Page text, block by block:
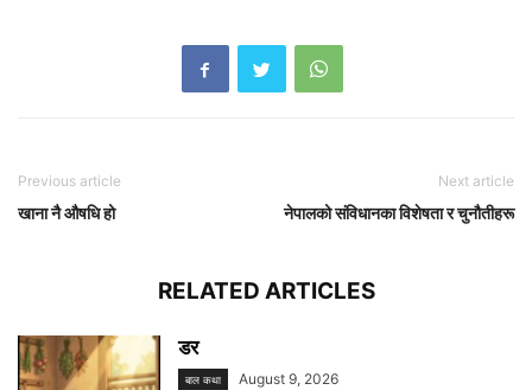
Previous article
खाना नै औषधि हो
Next article
नेपालको संविधानका विशेषता र चुनौतीहरू
RELATED ARTICLES
डर
बाल कथा August 9, 2026